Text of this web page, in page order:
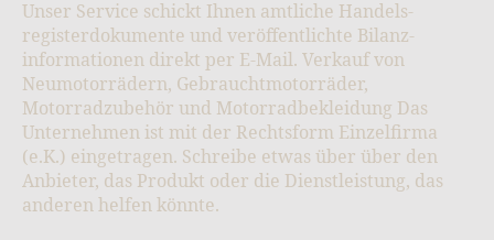
Unser Service schickt Ihnen amtliche Handels­
register­dokumente und veröffentlichte Bilanz­
informationen direkt per E-Mail. Verkauf von
Neumotorrädern, Gebrauchtmotorräder,
Motorradzubehör und Motorradbekleidung Das
Unternehmen ist mit der Rechtsform Einzelfirma
(e.K.) eingetragen. Schreibe etwas über über den
Anbieter, das Produkt oder die Dienstleistung, das
anderen helfen könnte.